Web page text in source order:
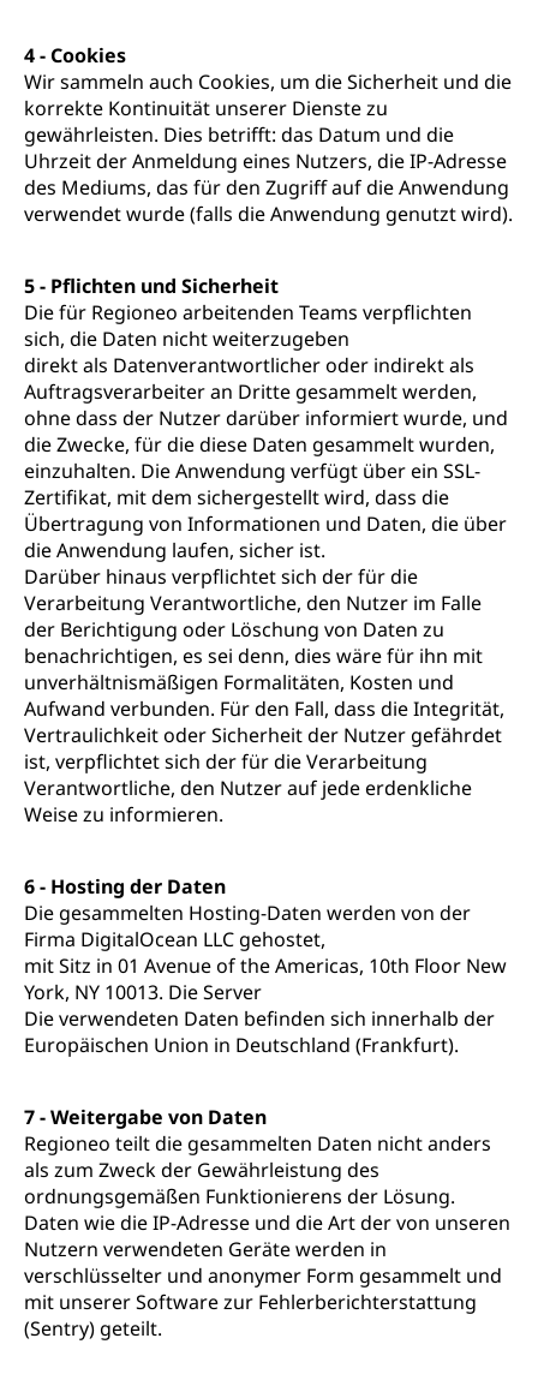
4 - Cookies
Wir sammeln auch Cookies, um die Sicherheit und die
korrekte Kontinuität unserer Dienste zu
gewährleisten. Dies betrifft: das Datum und die
Uhrzeit der Anmeldung eines Nutzers, die IP-Adresse
des Mediums, das für den Zugriff auf die Anwendung
verwendet wurde (falls die Anwendung genutzt wird).
5 - Pflichten und Sicherheit
Die für Regioneo arbeitenden Teams verpflichten
sich, die Daten nicht weiterzugeben
direkt als Datenverantwortlicher oder indirekt als
Auftragsverarbeiter an Dritte gesammelt werden,
ohne dass der Nutzer darüber informiert wurde, und
die Zwecke, für die diese Daten gesammelt wurden,
einzuhalten. Die Anwendung verfügt über ein SSL-
Zertifikat, mit dem sichergestellt wird, dass die
Übertragung von Informationen und Daten, die über
die Anwendung laufen, sicher ist.
Darüber hinaus verpflichtet sich der für die
Verarbeitung Verantwortliche, den Nutzer im Falle
der Berichtigung oder Löschung von Daten zu
benachrichtigen, es sei denn, dies wäre für ihn mit
unverhältnismäßigen Formalitäten, Kosten und
Aufwand verbunden. Für den Fall, dass die Integrität,
Vertraulichkeit oder Sicherheit der Nutzer gefährdet
ist, verpflichtet sich der für die Verarbeitung
Verantwortliche, den Nutzer auf jede erdenkliche
Weise zu informieren.
6 - Hosting der Daten
Die gesammelten Hosting-Daten werden von der
Firma DigitalOcean LLC gehostet,
mit Sitz in 01 Avenue of the Americas, 10th Floor New
York, NY 10013. Die Server
Die verwendeten Daten befinden sich innerhalb der
Europäischen Union in Deutschland (Frankfurt).
7 - Weitergabe von Daten
Regioneo teilt die gesammelten Daten nicht anders
als zum Zweck der Gewährleistung des
ordnungsgemäßen Funktionierens der Lösung.
Daten wie die IP-Adresse und die Art der von unseren
Nutzern verwendeten Geräte werden in
verschlüsselter und anonymer Form gesammelt und
mit unserer Software zur Fehlerberichterstattung
(Sentry) geteilt.